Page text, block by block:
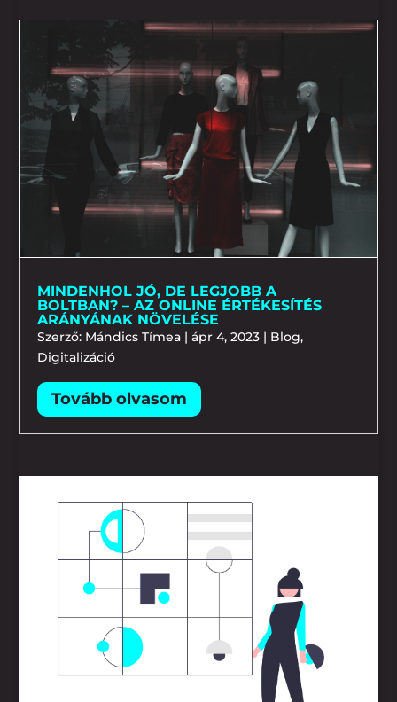
MINDENHOL JÓ, DE LEGJOBB A
BOLTBAN? – AZ ONLINE ÉRTÉKESÍTÉS
ARÁNYÁNAK NÖVELÉSE
Szerző: Mándics Tímea |ápr 4, 2023 | Blog,
Digitalizáció